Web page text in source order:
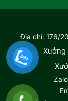
Địa chỉ: 176/
Xưởng